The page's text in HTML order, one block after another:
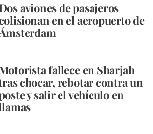
Dos aviones de pasajeros
en el aeropuerto de
Motorista fallece en Sharjah
chocar, rebotar contra un
y salir el vehículo en